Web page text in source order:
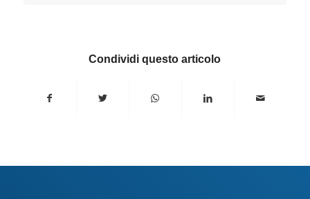
Condividi questo articolo